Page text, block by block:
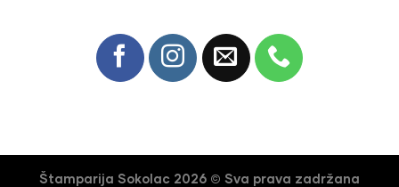
Štamparija Sokolac 2026 © Sva prava zadržana